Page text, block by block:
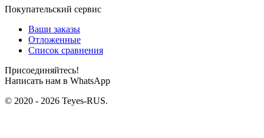
Покупательский сервис
Ваши заказы
Отложенные
Список сравнения
Присоединяйтесь!
Написать нам в WhatsApp
© 2020 - 2026 Teyes-RUS.